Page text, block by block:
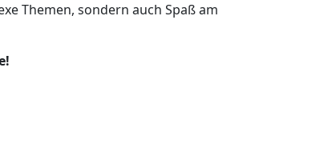
Themen, sondern auch Spaß am